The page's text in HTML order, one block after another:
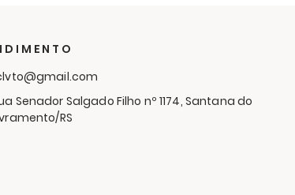
de
Senador Salgado Filho nº 1174, Santana do
RS